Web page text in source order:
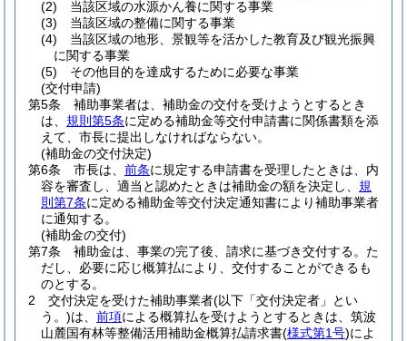
(2)
当該区域の水源かん養に関する事業
(3)
当該区域の整備に関する事業
(4)
当該区域の地形、景観等を活かした教育及び観光振興
に関する事業
(5)
その他目的を達成するために必要な事業
(交付申請)
第5条
補助事業者は、補助金の交付を受けようとするとき
は、 規則第5条に定める補助金等交付申請書に関係書類を添
えて、市長に提出しなければならない。
(補助金の交付決定)
第6条
市長は、 前条に規定する申請書を受理したときは、内
容を審査し、適当と認めたときは補助金の額を決定し、 規
則第7条に定める補助金等交付決定通知書により補助事業者
に通知する。
(補助金の交付)
第7条
補助金は、事業の完了後、請求に基づき交付する。 た
だし、必要に応じ概算払により、交付することができるも
のとする。
2
交付決定を受けた補助事業者(以下「交付決定者」とい
う。)は、 前項による概算払を受けようとするときは、筑波
山麓国有林等整備活用補助金概算払請求書(様式第1号)によ